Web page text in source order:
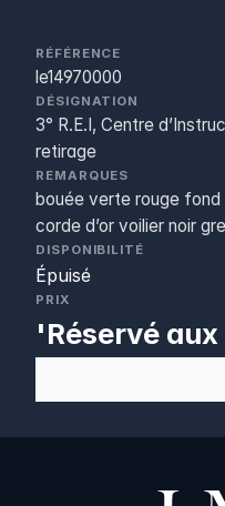
RÉFÉRENCE
le14970000
DÉSIGNATION
3° R.E.I, Centre
retirage
REMARQUES
bouée verte rouge fond
corde d’or voilier noir
DISPONIBILITÉ
Épuisé
PRIX
'Réservé